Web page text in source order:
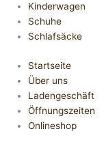
Kinderwagen
Schuhe
Schlafsäcke
Startseite
Über uns
Ladengeschäft
Öffnungszeiten
Onlineshop